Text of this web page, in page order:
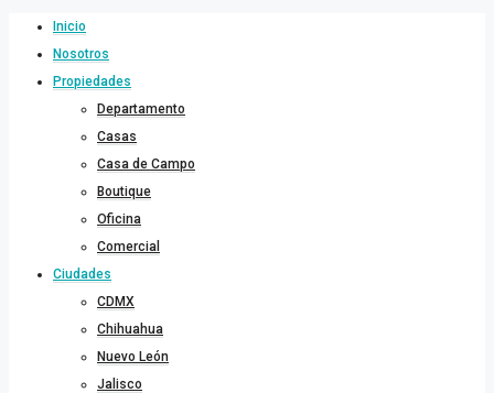
Inicio
Nosotros
Propiedades
Departamento
Casas
Casa de Campo
Boutique
Oficina
Comercial
Ciudades
CDMX
Chihuahua
Nuevo León
Jalisco